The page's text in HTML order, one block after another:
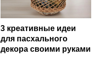
3 креативные идеи
для пасхального
декора своими руками